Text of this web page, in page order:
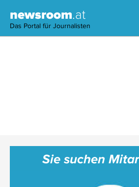
newsroom.at
Das Portal für Journalisten
Sie suchen